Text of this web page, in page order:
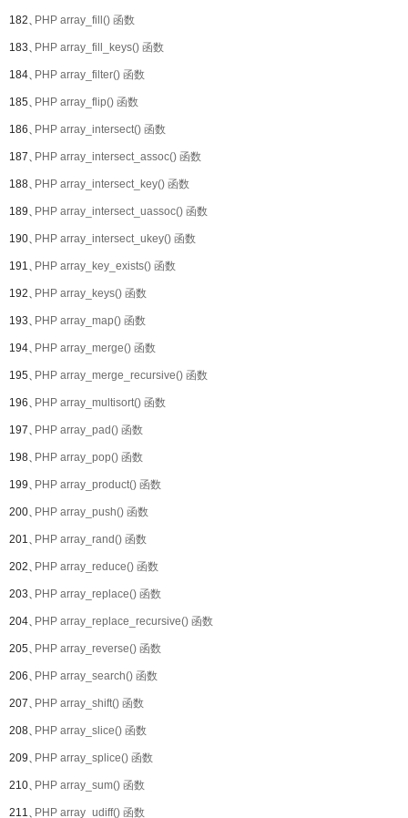
182、PHP array_fill() 函数
183、PHP array_fill_keys() 函数
184、PHP array_filter() 函数
185、PHP array_flip() 函数
186、PHP array_intersect() 函数
187、PHP array_intersect_assoc() 函数
188、PHP array_intersect_key() 函数
189、PHP array_intersect_uassoc() 函数
190、PHP array_intersect_ukey() 函数
191、PHP array_key_exists() 函数
192、PHP array_keys() 函数
193、PHP array_map() 函数
194、PHP array_merge() 函数
195、PHP array_merge_recursive() 函数
196、PHP array_multisort() 函数
197、PHP array_pad() 函数
198、PHP array_pop() 函数
199、PHP array_product() 函数
200、PHP array_push() 函数
201、PHP array_rand() 函数
202、PHP array_reduce() 函数
203、PHP array_replace() 函数
204、PHP array_replace_recursive() 函数
205、PHP array_reverse() 函数
206、PHP array_search() 函数
207、PHP array_shift() 函数
208、PHP array_slice() 函数
209、PHP array_splice() 函数
210、PHP array_sum() 函数
211、PHP array_udiff() 函数